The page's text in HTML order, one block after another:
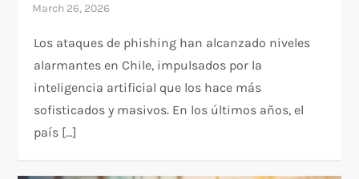
Los ataques de phishing han alcanzado niveles
alarmantes en Chile, impulsados por la
inteligencia artificial que los hace más
sofisticados y masivos. En los últimos años, el
país […]